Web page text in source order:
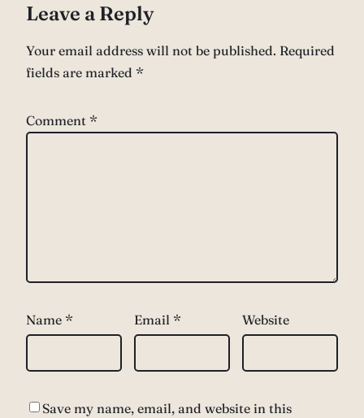
Leave a Reply
Your email address will not be published. Required
fields are marked *
Comment *
Name * Email * Website
Save my name, email, and website in this